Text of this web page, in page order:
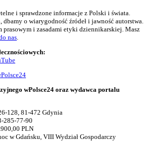
i sprawdzone informacje z Polski i świata.
o wiarygodność źródeł i jawność autorstwa.
prasowym i zasadami etyki dziennikarskiej. Masz
nas
wPolsce24 oraz wydawca portalu
128, 81-472 Gdynia
285-77-90
PLN
w Gdańsku, VIII Wydział Gospodarczy